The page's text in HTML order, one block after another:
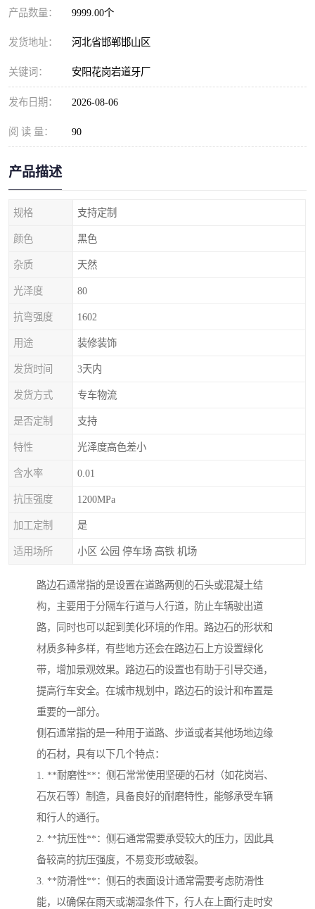
产品数量： 9999.00个
发货地址： 河北省邯郸邯山区
关键词： 安阳花岗岩道牙厂
发布日期： 2026-08-06
阅 读 量： 90
产品描述
规格 支持定制
颜色 黑色
杂质 天然
光泽度 80
抗弯强度 1602
用途 装修装饰
发货时间 3天内
发货方式 专车物流
是否定制 支持
特性 光泽度高色差小
含水率 0.01
抗压强度 1200MPa
加工定制 是
适用场所 小区 公园 停车场 高铁 机场
路边石通常指的是设置在道路两侧的石头或混凝土结
构，主要用于分隔车行道与人行道，防止车辆驶出道
路，同时也可以起到美化环境的作用。路边石的形状和
材质多种多样，有些地方还会在路边石上方设置绿化
带，增加景观效果。路边石的设置也有助于引导交通，
提高行车安全。在城市规划中，路边石的设计和布置是
重要的一部分。
侧石通常指的是一种用于道路、步道或者其他场地边缘
的石材，具有以下几个特点：
1. **耐磨性**：侧石常常使用坚硬的石材（如花岗岩、
石灰石等）制造，具备良好的耐磨特性，能够承受车辆
和行人的通行。
2. **抗压性**：侧石通常需要承受较大的压力，因此具
备较高的抗压强度，不易变形或破裂。
3. **防滑性**：侧石的表面设计通常需要考虑防滑性
能，以确保在雨天或潮湿条件下，行人在上面行走时安